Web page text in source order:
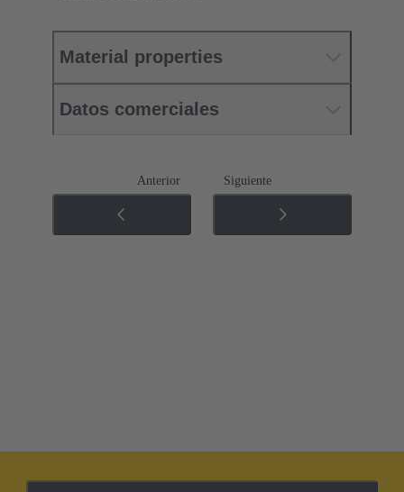
Material properties
Datos comerciales
Anterior Siguiente